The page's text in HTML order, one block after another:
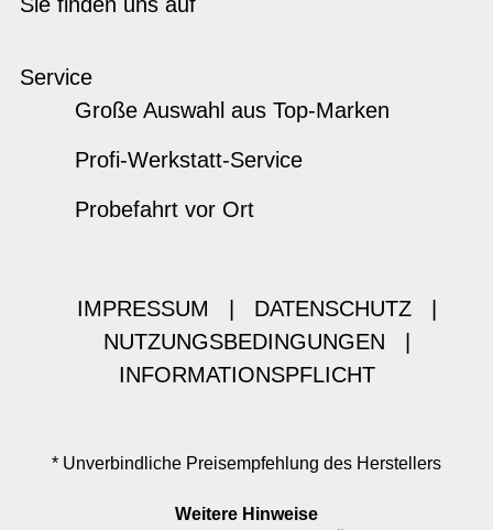
Service
Große Auswahl aus Top-Marken
Profi-Werkstatt-Service
Probefahrt vor Ort
IMPRESSUM DATENSCHUTZ
NUTZUNGSBEDINGUNGEN
INFORMATIONSPFLICHT
* Unverbindliche Preisempfehlung des Herstellers
Weitere Hinweise